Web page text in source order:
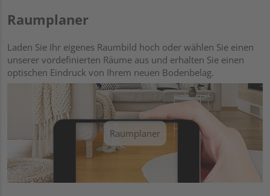
Raumplaner
Laden Sie Ihr eigenes Raumbild hoch oder wählen Sie einen
unserer vordefinierten Räume aus und erhalten Sie einen
optischen Eindruck von Ihrem neuen Bodenbelag.
Raumplaner